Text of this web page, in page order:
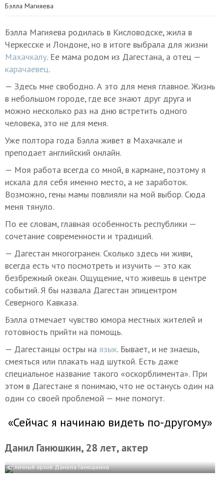
Бэлла Магияева
Бэлла Магияева родилась в Кисловодске, жила в
Черкесске и Лондоне, но в итоге выбрала для жизни
Махачкалу. Ее мама родом из Дагестана, а отец —
карачаевец.
— Здесь мне свободно. А это для меня главное. Жизнь
в небольшом городе, где все знают друг друга и
можно несколько раз на дню встретить одного
человека, это не для меня.
Уже полтора года Бэлла живет в Махачкале и
преподает английский онлайн.
— Моя работа всегда со мной, в кармане, поэтому я
искала для себя именно место, а не заработок.
Возможно, гены мамы повлияли на мой выбор. Сюда
меня тянуло.
По ее словам, главная особенность республики —
сочетание современности и традиций.
— Дагестан многогранен. Сколько здесь ни живи,
всегда есть что посмотреть и изучить — это как
безбрежный океан. Ощущение, что живешь в центре
событий. Я бы назвала Дагестан эпицентром
Северного Кавказа.
Бэлла отмечает чувство юмора местных жителей и
готовность прийти на помощь.
— Дагестанцы остры на язык. Бывает, и не знаешь,
смеяться или плакать над шуткой. Есть даже
специальное название такого «оскорблимента». При
этом в Дагестане я понимаю, что не останусь один на
один со своей проблемой — мне помогут.
«Сейчас я начинаю видеть по-другому»
Данил Ганюшкин, 28 лет, актер
© личный архив Данила Ганюшкина